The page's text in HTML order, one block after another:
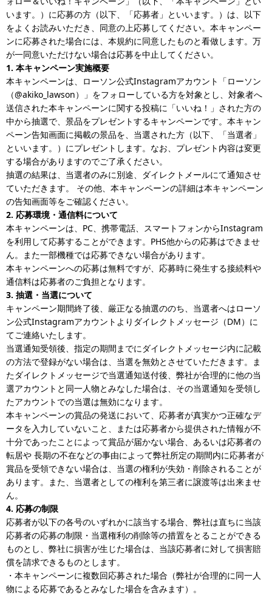
います。）に応募の方（以下、「応募者」といいます。）は、以下
をよくお読みいただき、同意の上応募してください。本キャンペー
ンに応募された場合には、本規約に同意したものと看做します。万
が一同意いただけない場合は応募を中止してください。
1. 本キャンペーン実施概要
本キャンペーンは、ローソン公式Instagramアカウント「ローソン
（@akiko_lawson）」をフォローしている方を対象とし、対象者へ
送信された本キャンペーンに関する投稿に「いいね！」された方の
中から抽選で、景品をプレゼントするキャンペーンです。本キャン
ペーン告知画面に掲載の景品を、当選された方（以下、「当選者」
といいます。）にプレゼントします。なお、プレゼント内容は変更
する場合がありますのでご了承ください。
抽選の結果は、当選者のみに別途、ダイレクトメールにて通知させ
ていただきます。 その他、本キャンペーンの詳細は本キャンペーン
の告知画面等をご確認ください。
2. 応募環境・通信料について
本キャンペーンは、PC、携帯電話、スマートフォンからInstagram
を利用して応募することができます。PHS他からの応募はできませ
ん。また一部機種では応募できない場合があります。
本キャンペーンへの応募は無料ですが、応募時に発生する接続料や
通信料は応募者のご負担となります。
3. 抽選・当選について
キャンペーン期間終了後、厳正なる抽選ののち、当選者へはローソ
ン公式Instagramアカウントよりダイレクトメッセージ（DM）に
てご連絡いたします。
当選通知受領後、指定の期間までにダイレクトメッセージ内に記載
の方法で登録がない場合は、当選を無効とさせていただきます。ま
たダイレクトメッセージで当選通知送付後、弊社が合理的に他の当
選アカウントと同一人物とみなした場合は、その当選通知を受領し
たアカウントでの当選は無効になります。
本キャンペーンの賞品の発送において、応募者が真実かつ正確なデ
ータを入力していないこと、または応募者から提供された情報が不
十分であったことによって賞品が届かない場合、あるいは応募者の
転居や 長期の不在などの事由によって弊社所定の期間内に応募者が
賞品を受領できない場合は、当選の権利が失効・削除されることが
あります。また、当選者としての権利を第三者に譲渡等は出来ませ
ん。
4. 応募の制限
応募者が以下の各号のいずれかに該当する場合、弊社は直ちに当該
応募者の応募の制限・当選権利の削除等の措置をとることができる
ものとし、弊社に損害が生じた場合は、当該応募者に対して損害賠
償を請求できるものとします。
・本キャンペーンに複数回応募された場合（弊社が合理的に同一人
物による応募であるとみなした場合を含みます）。